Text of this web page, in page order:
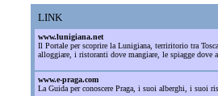
LINK
www.lunigiana.net
Il Portale per scoprire la Lunigiana, terriritorio tra
alloggiare, i ristoranti dove mangiare, le spiagge dove
www.e-praga.com
La Guida per conoscere Praga, i suoi alberghi, i suoi